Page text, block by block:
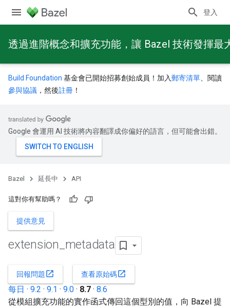
登入
透過進階概念和擴充功能，讓 Bazel 技術發揮最
Build Foundation 基金會已開始招募創始成員！加入郵寄清單 、閱讀
參與協議 ，然後註冊 ！
Google 會運用 AI 技術將內容翻譯成你偏好的語言，但可能會出錯。
Bazel 延長中 API
這對你有幫助嗎？
提供意見
extension metadata
回報問題open_in_new 查看原始碼open_in_new
每日 · 9.2 · 9.1 · 9.0 · 8.7 · 8.6
從模組擴充功能的實作函式傳回這個型別的值，向 Bazel 提